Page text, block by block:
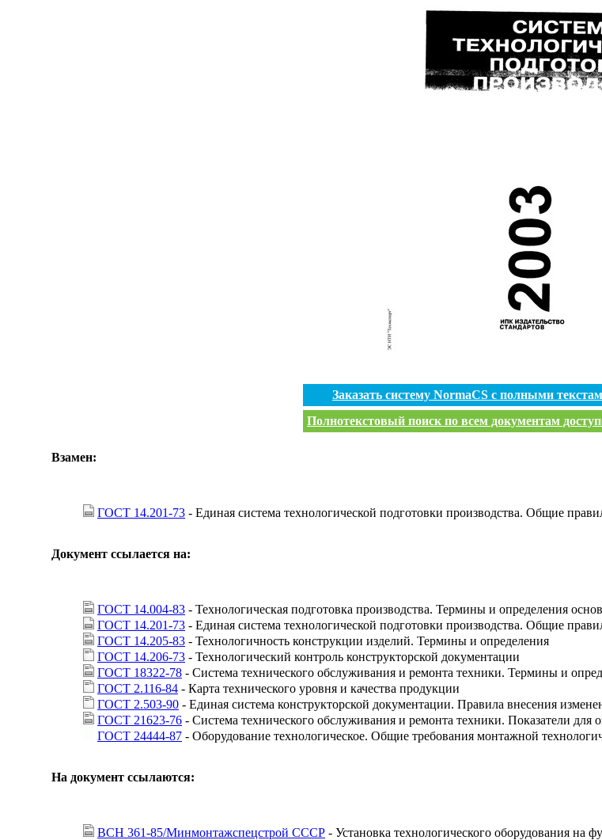
Заказать систему NormaCS с полными
Полнотекстовый поиск по всем документам
Взамен:
ГОСТ 14.201-73 - Единая система технологической подготовки производства. Общие
Документ ссылается на:
ГОСТ 14.004-83 - Технологическая подготовка производства. Термины и определения
ГОСТ 14.201-73 - Единая система технологической подготовки производства. Общие
ГОСТ 14.205-83 - Технологичность конструкции изделий. Термины и определения
ГОСТ 14.206-73 - Технологический контроль конструкторской документации
ГОСТ 18322-78 - Система технического обслуживания и ремонта техники. Термины и
ГОСТ 2.116-84 - Карта технического уровня и качества продукции
ГОСТ 2.503-90 - Единая система конструкторской документации. Правила внесения
ГОСТ 21623-76 - Система технического обслуживания и ремонта техники. Показатели
ГОСТ 24444-87 - Оборудование технологическое. Общие требования монтажной
На документ ссылаются:
ВСН 361-85/Минмонтажспецстрой СССР - Установка технологического оборудования на